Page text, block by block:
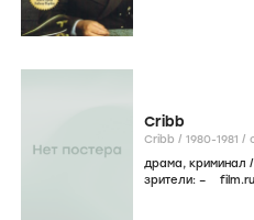
Cribb
Cribb / 1980-1981 /
драма, криминал /
зрители: –